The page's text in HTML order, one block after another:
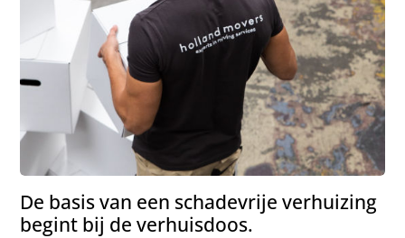
De basis van een schadevrije verhuizing
begint bij de verhuisdoos.